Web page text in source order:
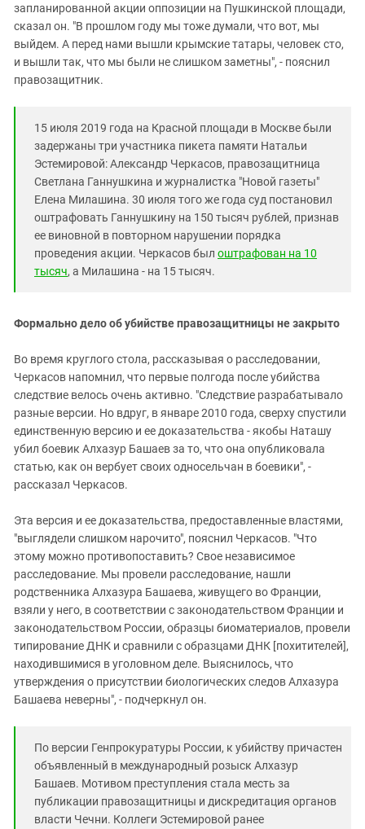
запланированной акции оппозиции на Пушкинской площади,
сказал он. "В прошлом году мы тоже думали, что вот, мы
выйдем. А перед нами вышли крымские татары, человек сто,
и вышли так, что мы были не слишком заметны", - пояснил
правозащитник.
15 июля 2019 года на Красной площади в Москве были
задержаны три участника пикета памяти Натальи
Эстемировой: Александр Черкасов, правозащитница
Светлана Ганнушкина и журналистка "Новой газеты"
Елена Милашина. 30 июля того же года суд постановил
оштрафовать Ганнушкину на 150 тысяч рублей, признав
ее виновной в повторном нарушении порядка
проведения акции. Черкасов был оштрафован на 10
тысяч, а Милашина - на 15 тысяч.
Формально дело об убийстве правозащитницы не закрыто
Во время круглого стола, рассказывая о расследовании,
Черкасов напомнил, что первые полгода после убийства
следствие велось очень активно. "Следствие разрабатывало
разные версии. Но вдруг, в январе 2010 года, сверху спустили
единственную версию и ее доказательства - якобы Наташу
убил боевик Алхазур Башаев за то, что она опубликовала
статью, как он вербует своих односельчан в боевики", -
рассказал Черкасов.
Эта версия и ее доказательства, предоставленные властями,
"выглядели слишком нарочито", пояснил Черкасов. "Что
этому можно противопоставить? Свое независимое
расследование. Мы провели расследование, нашли
родственника Алхазура Башаева, живущего во Франции,
взяли у него, в соответствии с законодательством Франции и
законодательством России, образцы биоматериалов, провели
типирование ДНК и сравнили с образцами ДНК [похитителей],
находившимися в уголовном деле. Выяснилось, что
утверждения о присутствии биологических следов Алхазура
Башаева неверны", - подчеркнул он.
По версии Генпрокуратуры России, к убийству причастен
объявленный в международный розыск Алхазур
Башаев. Мотивом преступления стала месть за
публикации правозащитницы и дискредитация органов
власти Чечни. Коллеги Эстемировой ранее